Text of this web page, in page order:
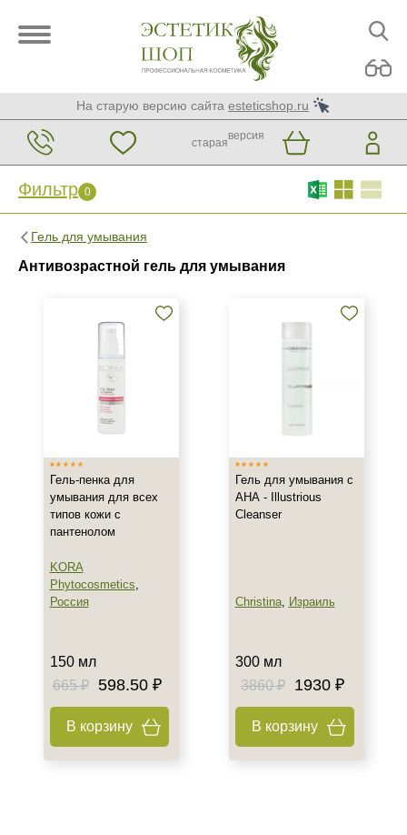
На старую версию сайта esteticshop.ru
старая
версия
Фильтр 0
Гель для умывания
Антивозрастной гель для умывания
Фильтр 0
Тип товара
Гель
Пенка
Класс косметики
Домашняя
Тип кожи
Жирная
Комбинированная
Гель-пенка для
умывания для всех
типов кожи с
пантенолом
KORA
Phytocosmetics,
Россия
150 мл
665 ₽
598.50 ₽
В корзину
Гель для умывания с
АНА - Illustrious
Cleanser
Christina, Израиль
300 мл
3860 ₽
1930 ₽
В корзину